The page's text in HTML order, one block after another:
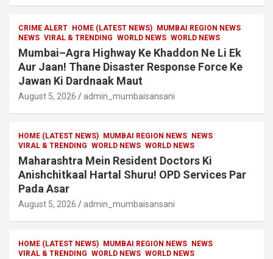
CRIME ALERT HOME (LATEST NEWS)
MUMBAI REGION NEWS
NEWS VIRAL & TRENDING WORLD NEWS WORLD NEWS
Mumbai–Agra Highway Ke Khaddon Ne Li Ek
Aur Jaan! Thane Disaster Response Force Ke
Jawan Ki Dardnaak Maut
August 5, 2026 admin_mumbaisansani
HOME (LATEST NEWS) MUMBAI REGION NEWS
NEWS
VIRAL & TRENDING WORLD NEWS WORLD NEWS
Maharashtra Mein Resident Doctors Ki
Anishchitkaal Hartal Shuru! OPD Services Par
Pada Asar
August 5, 2026 admin_mumbaisansani
HOME (LATEST NEWS) MUMBAI REGION NEWS
NEWS
VIRAL & TRENDING WORLD NEWS WORLD NEWS